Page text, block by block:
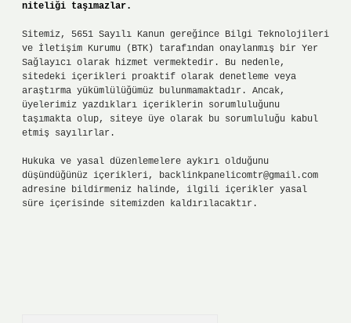
niteliği taşımazlar.
Sitemiz, 5651 Sayılı Kanun gereğince Bilgi Teknolojileri
ve İletişim Kurumu (BTK) tarafından onaylanmış bir Yer
Sağlayıcı olarak hizmet vermektedir. Bu nedenle,
sitedeki içerikleri proaktif olarak denetleme veya
araştırma yükümlülüğümüz bulunmamaktadır. Ancak,
üyelerimiz yazdıkları içeriklerin sorumluluğunu
taşımakta olup, siteye üye olarak bu sorumluluğu kabul
etmiş sayılırlar.
Hukuka ve yasal düzenlemelere aykırı olduğunu
düşündüğünüz içerikleri, backlinkpanelicomtr@gmail.com
adresine bildirmeniz halinde, ilgili içerikler yasal
süre içerisinde sitemizden kaldırılacaktır.